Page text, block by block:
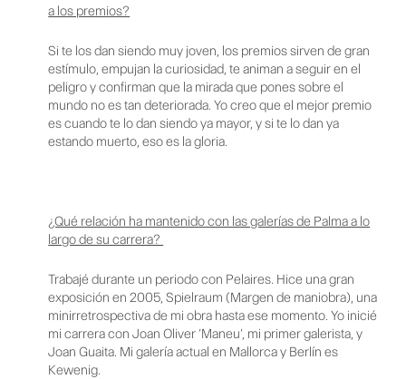
a los premios?
Si te los dan siendo muy joven, los premios sirven de gran
estímulo, empujan la curiosidad, te animan a seguir en el
peligro y confirman que la mirada que pones sobre el
mundo no es tan deteriorada. Yo creo que el mejor premio
es cuando te lo dan siendo ya mayor, y si te lo dan ya
estando muerto, eso es la gloria.
¿Qué relación ha mantenido con las galerías de Palma a lo
largo de su carrera?
Trabajé durante un periodo con Pelaires. Hice una gran
exposición en 2005, Spielraum (Margen de maniobra), una
minirretrospectiva de mi obra hasta ese momento. Yo inicié
mi carrera con Joan Oliver ‘Maneu’, mi primer galerista, y
Joan Guaita. Mi galería actual en Mallorca y Berlín es
Kewenig.